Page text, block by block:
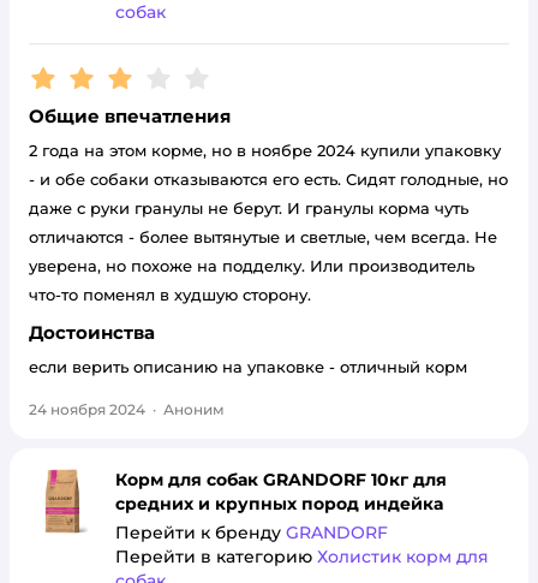
собак
Рейтинг:3
Общие впечатления
2 года на этом корме, но в ноябре 2024 купили упаковку
- и обе собаки отказываются его есть. Сидят голодные, но
даже с руки гранулы не берут. И гранулы корма чуть
отличаются - более вытянутые и светлые, чем всегда. Не
уверена, но похоже на подделку. Или производитель
что-то поменял в худшую сторону.
Достоинства
если верить описанию на упаковке - отличный корм
24 ноября 2024 · Аноним
Корм для собак GRANDORF 10кг для
средних и крупных пород индейка
Перейти к бренду GRANDORF
Перейти в категорию Холистик корм для